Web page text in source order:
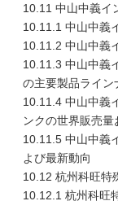
10.11 中山中義イ
10.11.1 中山中義
10.11.2 中山中義
10.11.3 中山中義
の主要製品ライン
10.11.4 中山中義
ンクの世界販売量
10.11.5 中山中義
よび最新動向
10.12 杭州科旺特
10.12.1 杭州科旺